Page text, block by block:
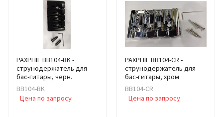
PAXPHIL BB104-BK -
струнодержатель для
бас-гитары, черн.
BB104-BK
Цена по запросу
PAXPHIL BB104-CR -
струнодержатель для
бас-гитары, хром
BB104-CR
Цена по запросу